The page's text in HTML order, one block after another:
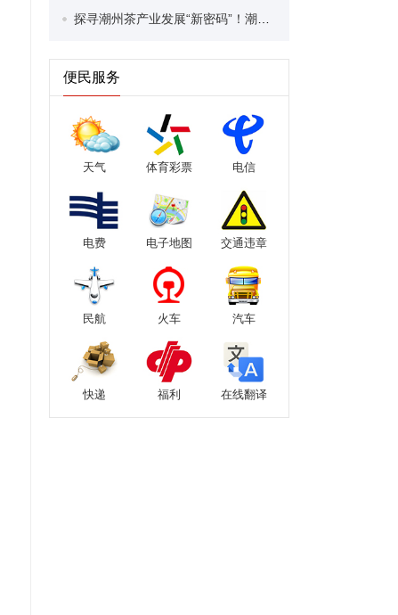
便民服务
天气 体育彩票 电信
电费 电子地图 交通违章
民航 火车 汽车
快递 福利 在线翻译